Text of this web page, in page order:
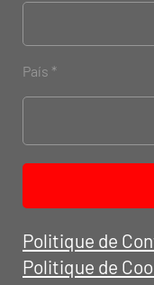
Politique de
Politique de
País